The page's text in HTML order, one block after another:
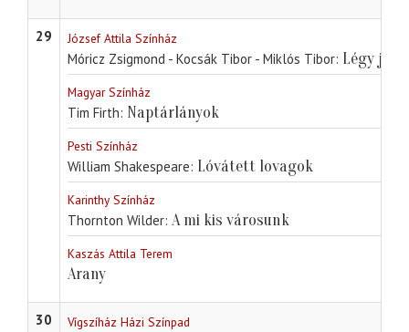
29 József Attila Színház
Móricz Zsigmond - Kocsák Tibor - Miklós Tibor Légy jó
Magyar Színház
Tim Firth Naptárlányok
Pesti Színház
William Shakespeare Lóvátett lovagok
Karinthy Színház
Thornton Wilder A mi kis városunk
Kaszás Attila Terem
Arany
30 Vígszíház Házi Színpad